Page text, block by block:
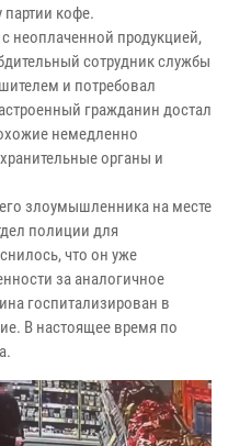
партии кофе.
неоплаченной продукцией,
сотрудник службы
и потребовал
гражданин достал
немедленно
органы и
злоумышленника на месте
полиции для
что он уже
за аналогичное
госпитализирован в
В настоящее время по